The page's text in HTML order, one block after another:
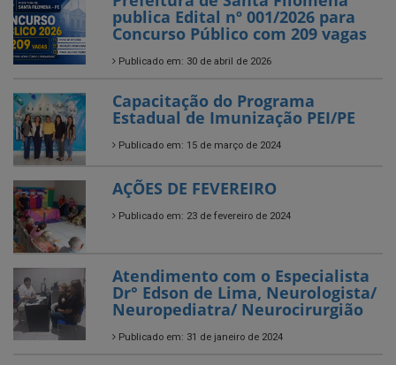
publica Edital nº 001/2026 para
Concurso Público com 209 vagas
Publicado em: 30 de abril de 2026
Capacitação do Programa
Estadual de Imunização PEI/PE
Publicado em: 15 de março de 2024
AÇÕES DE FEVEREIRO
Publicado em: 23 de fevereiro de 2024
Atendimento com o Especialista
Dr° Edson de Lima, Neurologista/
Neuropediatra/ Neurocirurgião
Publicado em: 31 de janeiro de 2024